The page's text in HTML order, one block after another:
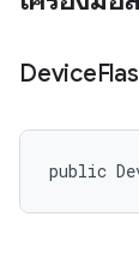
Device
public